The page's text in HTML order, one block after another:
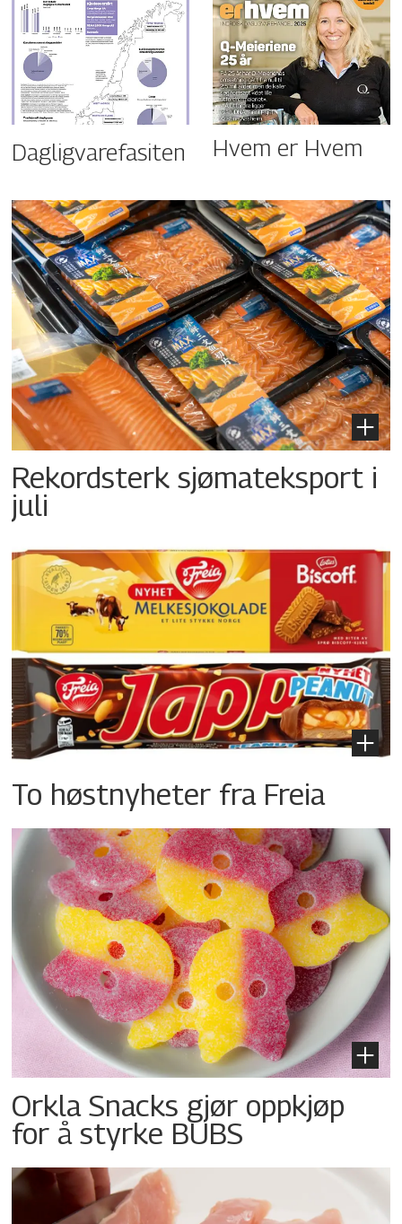
Dagligvarefasiten Hvem er Hvem
Rekordsterk sjømateksport i
juli
To høstnyheter fra Freia
Orkla Snacks gjør oppkjøp
for å styrke BUBS